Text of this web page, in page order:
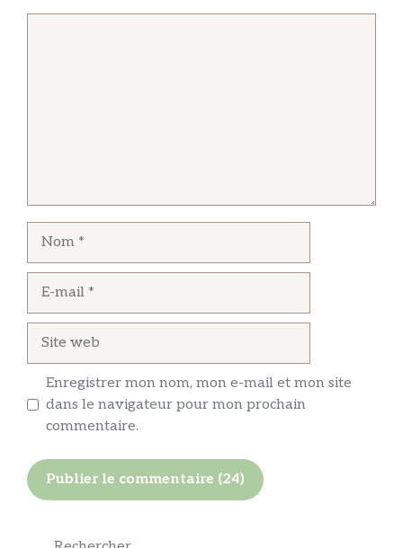
Enregistrer mon nom, mon e-mail et mon site
dans le navigateur pour mon prochain
commentaire.